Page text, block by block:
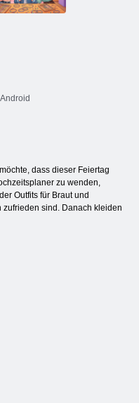
Android
dass dieser Feiertag
zu wenden,
Outfits für Braut und
zufrieden sind. Danach kleiden